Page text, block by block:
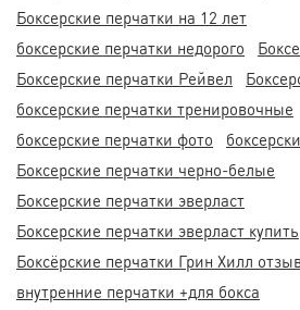
Боксерские перчатки на 12 лет
боксерские перчатки недорого
Боксерские перчатки Рейвел
боксерские перчатки тренировочные
боксерские перчатки фото
Боксерские перчатки черно-белые
Боксерские перчатки эверласт
Боксерские перчатки эверласт купить
Боксёрские перчатки Грин Хилл
внутренние перчатки +для бокса